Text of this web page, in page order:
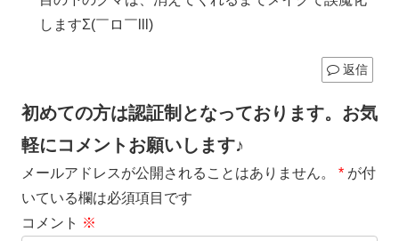
しますΣ(￣ロ￣lll)
返信
初めての方は認証制となっております。お気
軽にコメントお願いします♪
メールアドレスが公開されることはありません。 * が付
いている欄は必須項目です
コメント ※